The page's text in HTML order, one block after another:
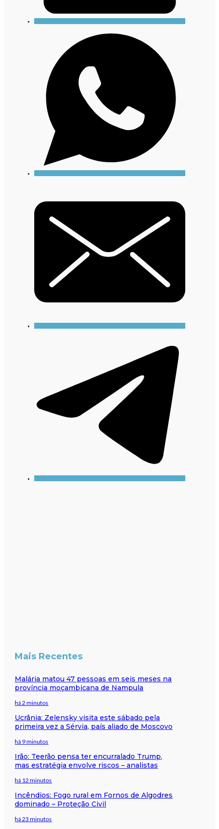
Mais Recentes
Malária matou 47 pessoas em seis meses na
província moçambicana de Nampula
há 2 minutos
Ucrânia: Zelensky visita este sábado pela
primeira vez a Sérvia, país aliado de Moscovo
há 9 minutos
Irão: Teerão pensa ter encurralado Trump,
mas estratégia envolve riscos – analistas
há 12 minutos
Incêndios: Fogo rural em Fornos de Algodres
dominado – Proteção Civil
há 23 minutos